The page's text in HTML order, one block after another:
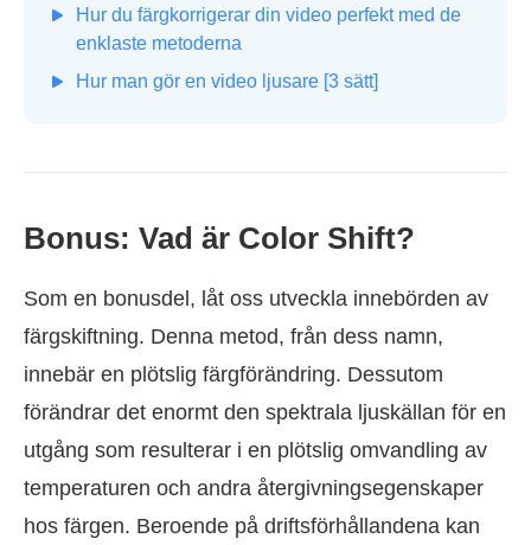
Hur du färgkorrigerar din video perfekt med de
enklaste metoderna
Hur man gör en video ljusare [3 sätt]
Bonus: Vad är Color Shift?
Som en bonusdel, låt oss utveckla innebörden av
färgskiftning. Denna metod, från dess namn,
innebär en plötslig färgförändring. Dessutom
förändrar det enormt den spektrala ljuskällan för en
utgång som resulterar i en plötslig omvandling av
temperaturen och andra återgivningsegenskaper
hos färgen. Beroende på driftsförhållandena kan